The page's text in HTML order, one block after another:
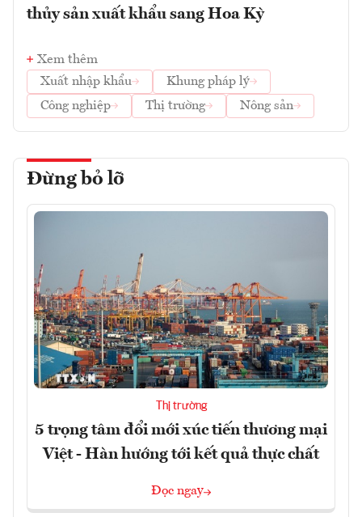
thủy sản xuất khẩu sang Hoa Kỳ
Xem thêm
Xuất nhập khẩu
Khung pháp lý
Công nghiệp
Thị trường Nông sản
Đừng bỏ lỡ
Thị trường
5 trọng tâm đổi mới xúc tiến thương mại
Việt - Hàn hướng tới kết quả thực chất
Đọc ngay